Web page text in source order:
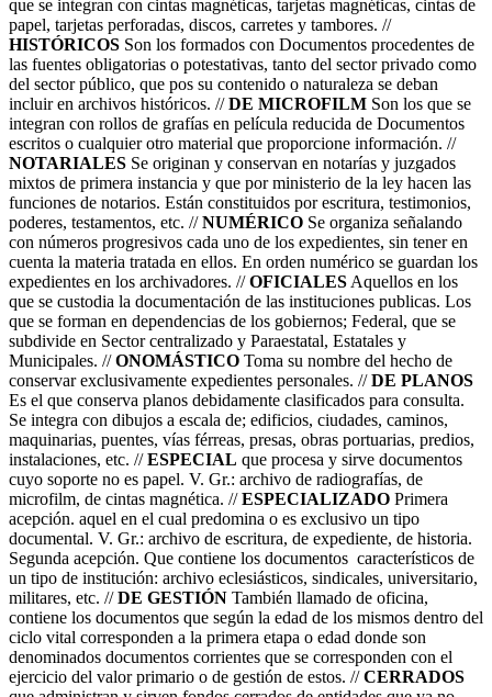
que se integran con cintas magnéticas, tarjetas magnéticas, cintas de
papel, tarjetas perforadas, discos, carretes y tambores. //
HISTÓRICOS Son los formados con Documentos procedentes de
las fuentes obligatorias o potestativas, tanto del sector privado como
del sector público, que pos su contenido o naturaleza se deban
incluir en archivos históricos. //DE MICROFILM Son los que se
integran con rollos de grafías en película reducida de Documentos
escritos o cualquier otro material que proporcione información. //
NOTARIALES Se originan y conservan en notarías y juzgados
mixtos de primera instancia y que por ministerio de la ley hacen las
funciones de notarios. Están constituidos por escritura, testimonios,
poderes, testamentos, etc. //NUMÉRICO Se organiza señalando
con números progresivos cada uno de los expedientes, sin tener en
cuenta la materia tratada en ellos. En orden numérico se guardan los
expedientes en los archivadores. //OFICIALES Aquellos en los
que se custodia la documentación de las instituciones publicas. Los
que se forman en dependencias de los gobiernos; Federal, que se
subdivide en Sector centralizado y Paraestatal, Estatales y
Municipales. //ONOMÁSTICO Toma su nombre del hecho de
conservar exclusivamente expedientes personales. //DE PLANOS
Es el que conserva planos debidamente clasificados para consulta.
Se integra con dibujos a escala de; edificios, ciudades, caminos,
maquinarias, puentes, vías férreas, presas, obras portuarias, predios,
instalaciones, etc. //ESPECIAL que procesa y sirve documentos
cuyo soporte no es papel. V. Gr.: archivo de radiografías, de
microfilm, de cintas magnética. //ESPECIALIZADO Primera
acepción. aquel en el cual predomina o es exclusivo un tipo
documental. V. Gr.: archivo de escritura, de expediente, de historia.
Segunda acepción. Que contiene los documentos característicos de
un tipo de institución: archivo eclesiásticos, sindicales, universitario,
militares, etc. //DE GESTIÓN También llamado de oficina,
contiene los documentos que según la edad de los mismos dentro del
ciclo vital corresponden a la primera etapa o edad donde son
denominados documentos corrientes que se corresponden con el
ejercicio del valor primario o de gestión de estos. //CERRADOS